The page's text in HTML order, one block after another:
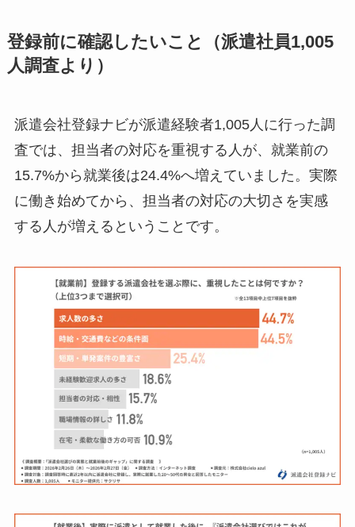
登録前に確認したいこと（派遣社員1,005
人調査より）
派遣会社登録ナビが派遣経験者1,005人に行った調
査では、担当者の対応を重視する人が、就業前の
15.7%から就業後は24.4%へ増えていました。実際
に働き始めてから、担当者の対応の大切さを実感
する人が増えるということです。